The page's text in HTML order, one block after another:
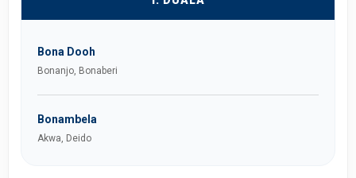
Bona Dooh
Bonanjo, Bonaberi
Bonambela
Akwa, Deido